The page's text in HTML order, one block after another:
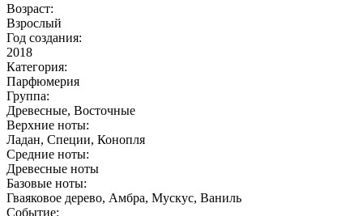
Возраст:
Взрослый
Год создания:
2018
Категория:
Парфюмерия
Группа:
Древесные, Восточные
Верхние ноты:
Ладан, Специи, Конопля
Средние ноты:
Древесные ноты
Базовые ноты:
Гваяковое дерево, Амбра, Мускус, Ваниль
Событие: